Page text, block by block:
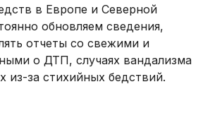
в Европе и Северной
обновляем сведения,
отчеты со свежими и
о ДТП, случаях вандализма
из-за стихийных бедствий.